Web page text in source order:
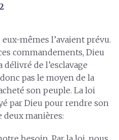
mêmes l’avaient prévu.
commandements, Dieu
délivré de l’esclavage
donc pas le moyen de la
son peuple. La loi
par Dieu pour rendre son
deux manières: